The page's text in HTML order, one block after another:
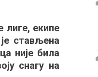
лиге, екипе
стављена
није била
снагу на